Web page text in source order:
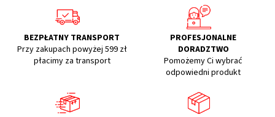
BEZPŁATNY TRANSPORT
Przy zakupach powyżej 599 zł
płacimy za transport
PROFESJONALNE
DORADZTWO
Pomożemy Ci wybrać
odpowiedni produkt